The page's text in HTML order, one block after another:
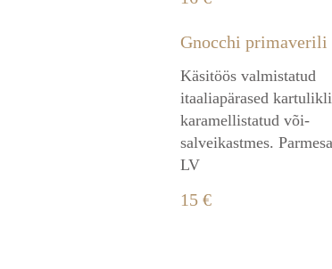
Gnocchi primaverili
Käsitöös valmistatud
itaaliapärased
karamellistatud või-
salveikastmes.
LV
15 €